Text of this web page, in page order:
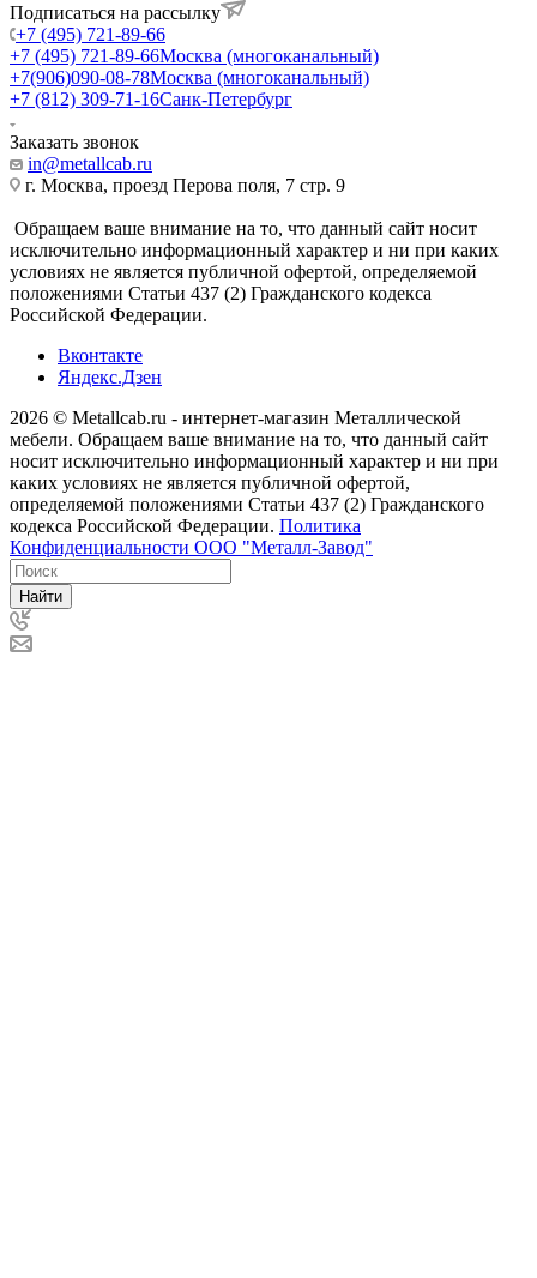
Подписаться на рассылку
+7 (495) 721-89-66
+7 (495) 721-89-66Москва (многоканальный)
+7(906)090-08-78Москва (многоканальный)
+7 (812) 309-71-16Санк-Петербург
Заказать звонок
in@metallcab.ru
г. Москва, проезд Перова поля, 7 стр. 9
Обращаем ваше внимание на то, что данный сайт носит
исключительно информационный характер и ни при каких
условиях не является публичной офертой, определяемой
положениями Статьи 437 (2) Гражданского кодекса
Российской Федерации.
Вконтакте
Яндекс.Дзен
2026 © Metallcab.ru - интернет-магазин Металлической
мебели. Обращаем ваше внимание на то, что данный сайт
носит исключительно информационный характер и ни при
каких условиях не является публичной офертой,
определяемой положениями Статьи 437 (2) Гражданского
кодекса Российской Федерации. Политика
Конфиденциальности ООО "Металл-Завод"
Найти